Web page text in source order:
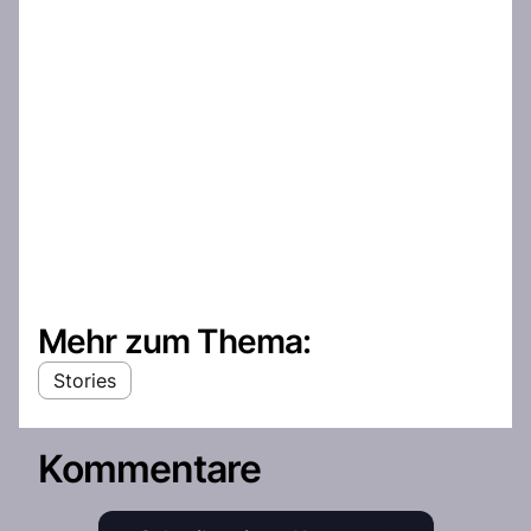
Mehr zum Thema:
Stories
Kommentare